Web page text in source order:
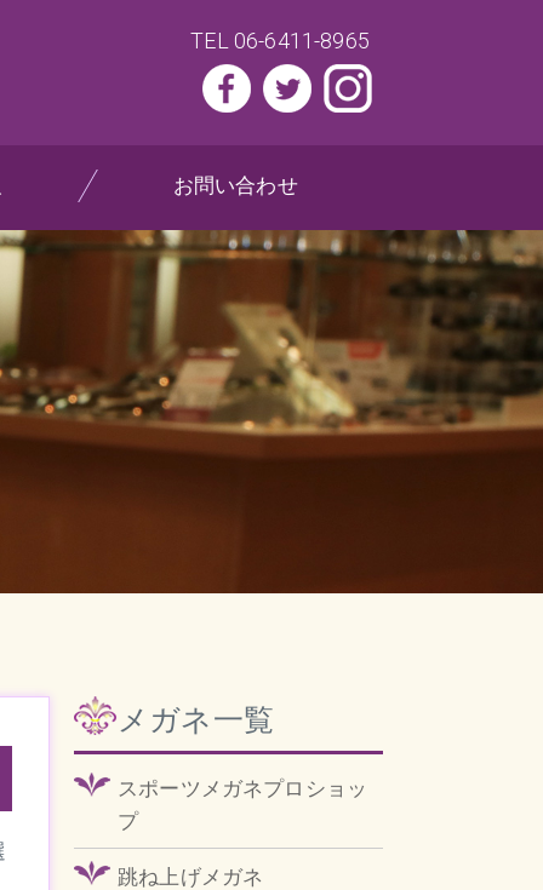
TEL 06-6411-8965
お問い合わせ
メガネ一覧
スポーツメガネプロショッ
プ
跳ね上げメガネ